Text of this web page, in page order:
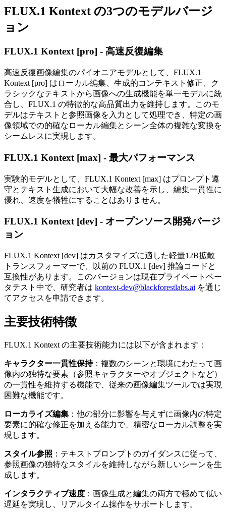
FLUX.1 Kontext の3つのモデルバージ
ョン
FLUX.1 Kontext [pro] - 高速反復編集
高速反復画像編集のパイオニアモデルとして、FLUX.1
Kontext [pro] はローカル編集、生成的コンテキスト修正、ク
ラシックなテキストから画像への生成機能を単一モデルに統
合し、FLUX.1 の特徴的な高品質出力を維持します。このモ
デルはテキストと参照画像を入力として処理でき、特定の画
像領域での的確なローカル編集とシーン全体の複雑な変換を
シームレスに実現します。
FLUX.1 Kontext [max] - 最大パフォーマンス
実験的モデルとして、FLUX.1 Kontext [max] はプロンプト遵
守とテキスト生成において大幅な改善を示し、編集一貫性に
優れ、速度を犠牲にすることはありません。
FLUX.1 Kontext [dev] - オープンソース開発バージ
ョン
FLUX.1 Kontext [dev] はカスタマイズに適した軽量12B拡散
トランスフォーマーで、以前の FLUX.1 [dev] 推論コードと
互換性があります。このバージョンは現在プライベートベー
タテスト中で、研究者は kontext-dev@blackforestlabs.ai を通じ
てアクセスを申請できます。
主要技術特徴
FLUX.1 Kontext の主要技術能力には以下が含まれます：
キャラクター一貫性保持：複数のシーンと環境にわたって画
像内の独特な要素（参照キャラクターやオブジェクトなど）
の一貫性を維持する機能で、従来の画像編集ツールでは実現
困難な機能です。
ローカライズ編集 ：他の部分に影響を与えずに画像内の特定
要素に的確な修正を加える能力で、精密なローカル調整を実
現します。
スタイル参照 ：テキストプロンプトのガイダンスに従って、
参照画像の独特なスタイルを維持しながら新しいシーンを生
成します。
インタラクティブ速度 ：画像生成と編集の両方で極めて低い
遅延を実現し、リアルタイム操作をサポートします。